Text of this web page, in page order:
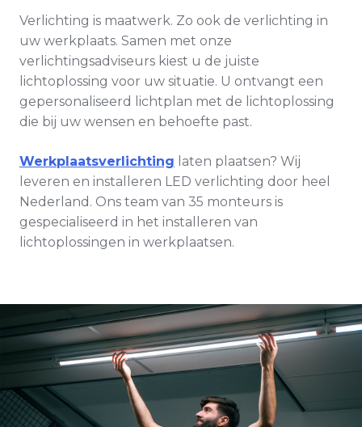
Verlichting is maatwerk. Zo ook de verlichting in
uw werkplaats. Samen met onze
verlichtingsadviseurs kiest u de juiste
lichtoplossing voor uw situatie. U ontvangt een
gepersonaliseerd lichtplan met de lichtoplossing
die bij uw wensen en behoefte past.
Werkplaatsverlichting laten plaatsen? Wij
leveren en installeren LED verlichting door heel
Nederland. Ons team van 35 monteurs is
gespecialiseerd in het installeren van
lichtoplossingen in werkplaatsen.